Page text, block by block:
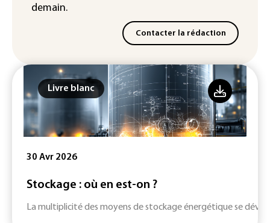
demain.
Contacter la rédaction
Livre blanc
30 Avr 2026
Stockage : où en est-on ?
La multiplicité des moyens de stockage énergétique se